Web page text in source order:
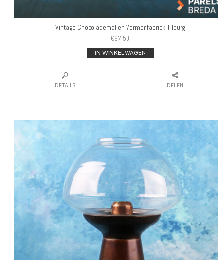
Vintage Chocolademallen Vormenfabriek Tilburg
€97,50
IN WINKELWAGEN
DETAILS DELEN